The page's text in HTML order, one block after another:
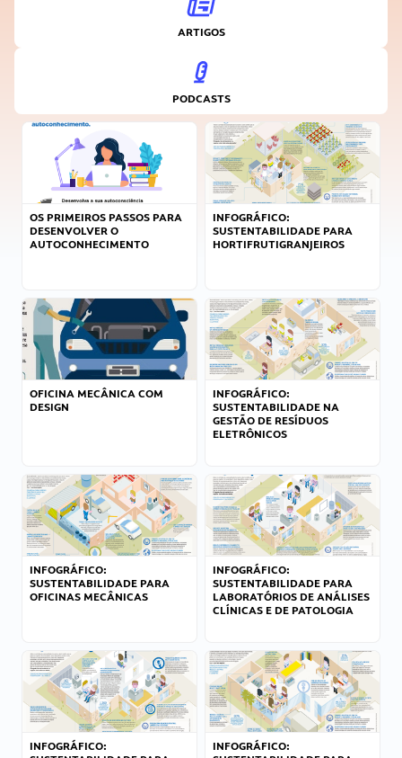
ARTIGOS
PODCASTS
OS PRIMEIROS PASSOS PARA
DESENVOLVER O
AUTOCONHECIMENTO
INFOGRÁFICO:
SUSTENTABILIDADE PARA
HORTIFRUTIGRANJEIROS
OFICINA MECÂNICA COM
DESIGN
INFOGRÁFICO:
SUSTENTABILIDADE NA
GESTÃO DE RESÍDUOS
ELETRÔNICOS
INFOGRÁFICO:
SUSTENTABILIDADE PARA
OFICINAS MECÂNICAS
INFOGRÁFICO:
SUSTENTABILIDADE PARA
LABORATÓRIOS DE ANÁLISES
CLÍNICAS E DE PATOLOGIA
INFOGRÁFICO:
INFOGRÁFICO: